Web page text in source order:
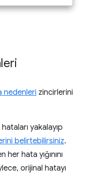
nedenleri zincirlerini
yakalayıp
belirtebilirsiniz.
hata yığınını
orijinal hatayı